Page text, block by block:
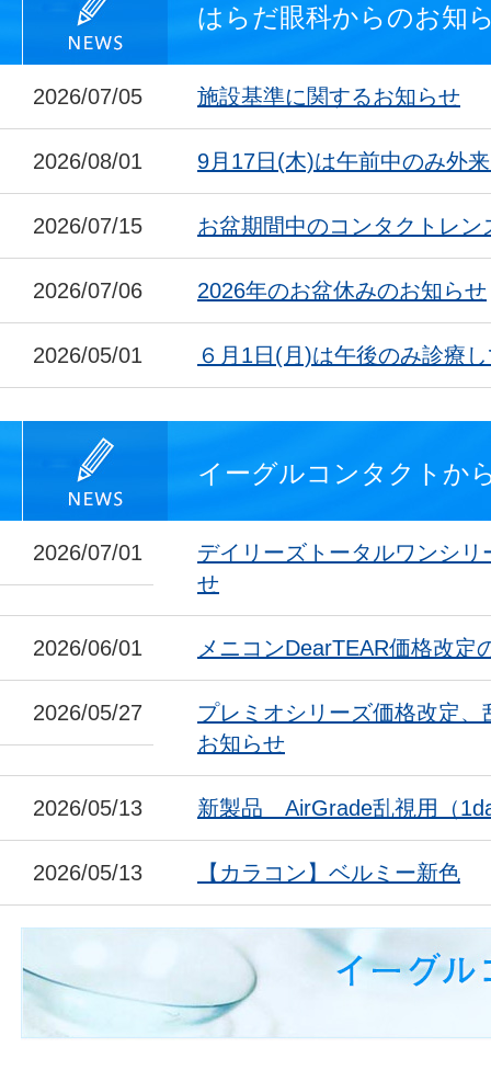
はらだ眼科からのお知
2026/07/05 施設基準に関するお知らせ
2026/08/01 9月17日(木)は午前中のみ外
2026/07/15 お盆期間中のコンタクトレン
2026/07/06 2026年のお盆休みのお知らせ
2026/05/01 ６月1日(月)は午後のみ診療
イーグルコンタクトか
2026/07/01
デイリーズトータルワンシ
せ
2026/06/01 メニコンDearTEAR価格改定
2026/05/27
プレミオシリーズ価格改定
お知らせ
2026/05/13 新製品 AirGrade乱視用（
2026/05/13 【カラコン】ベルミー新色